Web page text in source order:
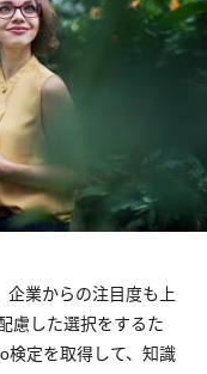
企業からの注目度も上
慮した選択をするた
検定を取得して、知識